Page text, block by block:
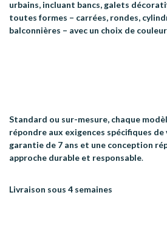
urbains, incluant bancs, galets
toutes formes – carrées, rondes,
balconnières – avec un choix de
Standard ou sur-mesure, chaque
répondre aux exigences spécifiques
garantie de 7 ans et une conception
approche durable et responsable.
Livraison sous 4 semaines